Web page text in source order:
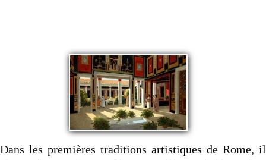
Dans les premières traditions artistiques de Rome, il